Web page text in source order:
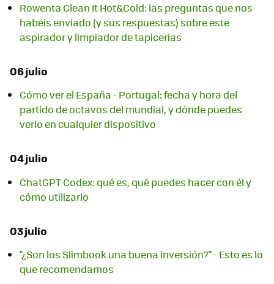
Rowenta Clean It Hot&Cold: las preguntas que nos
habéis enviado (y sus respuestas) sobre este
aspirador y limpiador de tapicerías
06 julio
Cómo ver el España - Portugal: fecha y hora del
partido de octavos del mundial, y dónde puedes
verlo en cualquier dispositivo
04 julio
ChatGPT Codex: qué es, qué puedes hacer con él y
cómo utilizarlo
03 julio
"¿Son los Slimbook una buena inversión?" - Esto es lo
que recomendamos